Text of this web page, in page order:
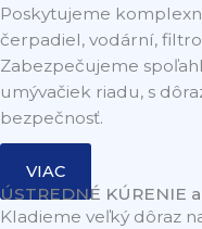
Poskytujeme
čerpadiel, vodární,
Zabezpečujeme
umývačiek riadu, s
bezpečnosť.
VIAC
ÚSTREDNÉ KÚRENIE
Kladieme veľký dôraz